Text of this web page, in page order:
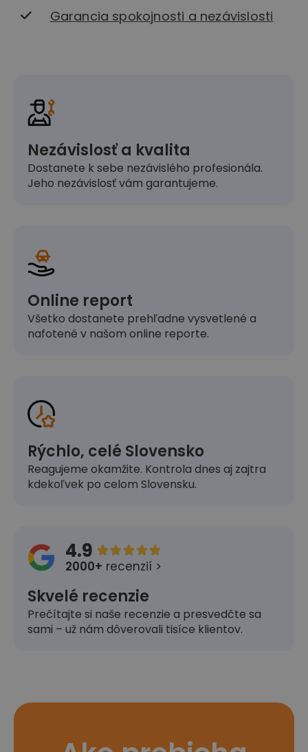
Garancia spokojnosti a nezávislosti
Nezávislosť a kvalita
Dostanete k sebe nezávislého profesionála.
Jeho nezávislosť vám garantujeme.
Online report
Všetko dostanete prehľadne vysvetlené a
nafotené v našom online reporte.
Rýchlo, celé Slovensko
Reagujeme okamžite. Kontrola dnes aj zajtra
kdekoľvek po celom Slovensku.
4.9 
2000+ recenzií >
Skvelé recenzie
Prečítajte si naše recenzie a presvedčte sa
sami – už nám dôverovali tisíce klientov.